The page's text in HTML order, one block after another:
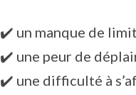
✔️ un manque de
✔️ une peur de
✔️ une difficulté à